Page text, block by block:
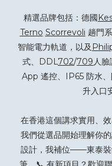
精選品牌包括：德國
Terno Scorrevoli 趟門
智能電力軌道，以及
式、DDL702/709人
App 遙控、IP65 防水
升入口
在香港這個講求實用、
我們從選品開始理解你
設計，我補位——東泰裝